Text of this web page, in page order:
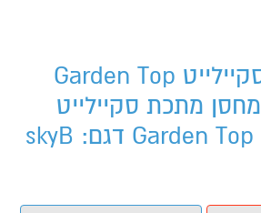
מחסן מתכת סקיילייט Garden Top
SkyB 2.61X1.2מחסן מתכת סקיילייט
Garden Top SkyB 2.61X1.2 דגם: skyB